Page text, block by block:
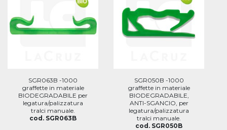
SGR063B -1000
graffette in materiale
BIODEGRADABILE per
legatura/palizzatura
tralci manuale.
cod. SGR063B
SGR050B -1000
graffette in materiale
BIODEGRADABILE,
ANTI-SGANCIO, per
legatura/palizzatura
tralci manuale.
cod. SGR050B